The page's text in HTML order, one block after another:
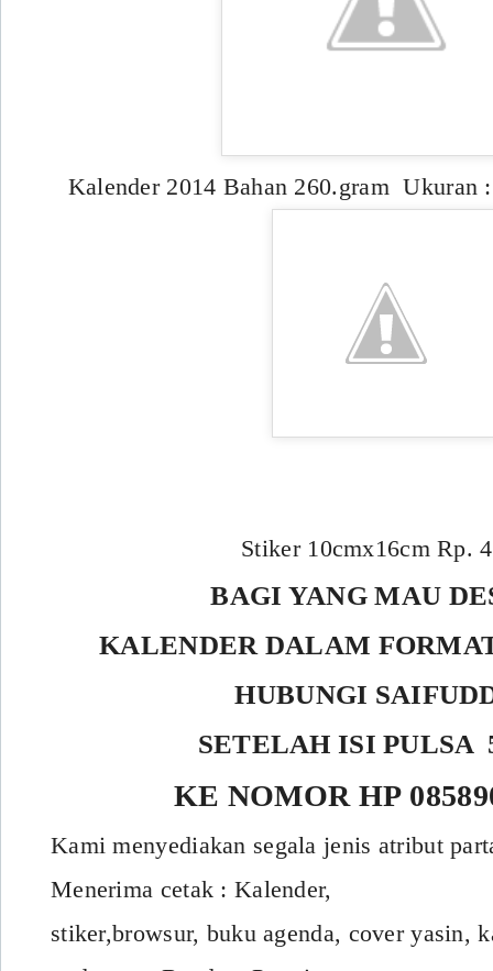
Kalender 2014 Bahan 260.gram Ukuran
Stiker 10cmx16cm Rp.
BAGI YANG MAU
KALENDER DALAM
HUBUNGI
SETELAH ISI PULSA
KE NOMOR HP
Kami menyediakan segala jenis atribut
Menerima cetak : Kalender,
stiker,browsur, buku agenda, cover yasin,